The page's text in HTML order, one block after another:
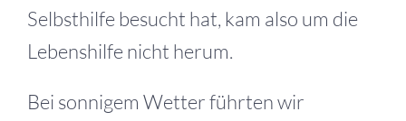
Selbsthilfe besucht hat, kam also um die
Lebenshilfe nicht herum.
Bei sonnigem Wetter führten wir